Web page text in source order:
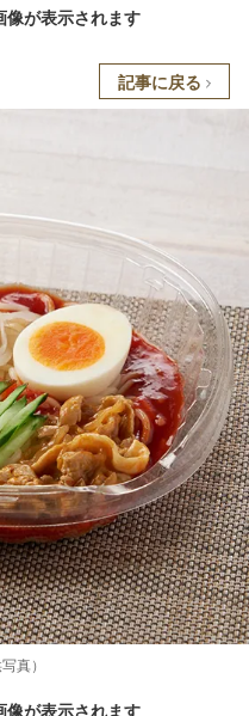
像が表示されます
記事に戻る
真）
像が表示されます